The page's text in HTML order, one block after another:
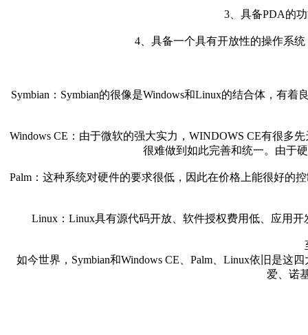
3、具备PDA的
4、具备一个具有开放性的操作系
Symbian：Symbian的很像是Windows和Linux的结合体，有
Windows CE：由于微软的强大实力，WINDOWS CE有很多
很难做到如此完善和统一。由于
Palm：这种系统对硬件的要求很低，因此在价格上能很好的
Linux：Linux具有源代码开放、软件授权费用低、应用
如今世界，Symbian和Windows CE、Palm、Linux依旧是这
爱、诺